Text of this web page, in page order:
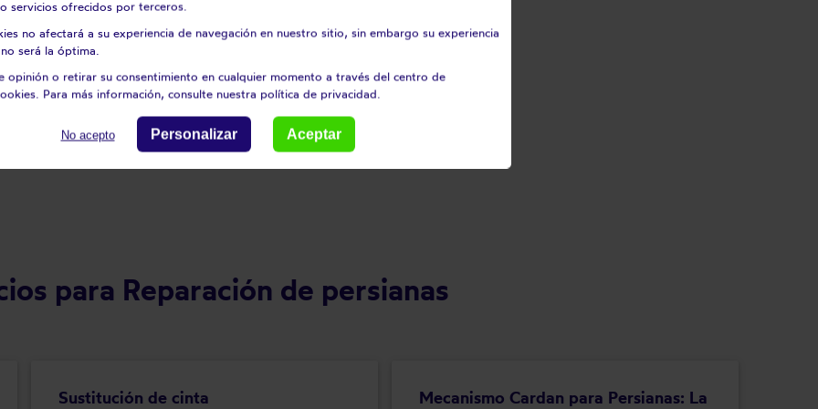
a tus necesidades y las dimensiones de tus persianas.
para Reparación de persianas
Sustitución de cinta
Mecanismo Cardan para Persianas: La
servicios ofrecidos por terceros.
no afectará a su experiencia de navegación en nuestro sitio, sin embargo su experiencia
será la óptima.
opinión o retirar su consentimiento en cualquier momento a través del centro de
Para más información, consulte nuestra política de privacidad.
No acepto Personalizar Aceptar